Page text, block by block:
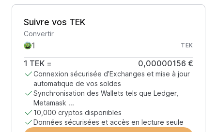
Suivre vos TEK
Convertir
TEK
1 TEK = 0,00000156 €
Connexion sécurisée d’Exchanges et mise à jour
automatique de vos soldes
Synchronisation des Wallets tels que Ledger,
Metamask ...
10,000 cryptos disponibles
Données sécurisées et accès en lecture seule